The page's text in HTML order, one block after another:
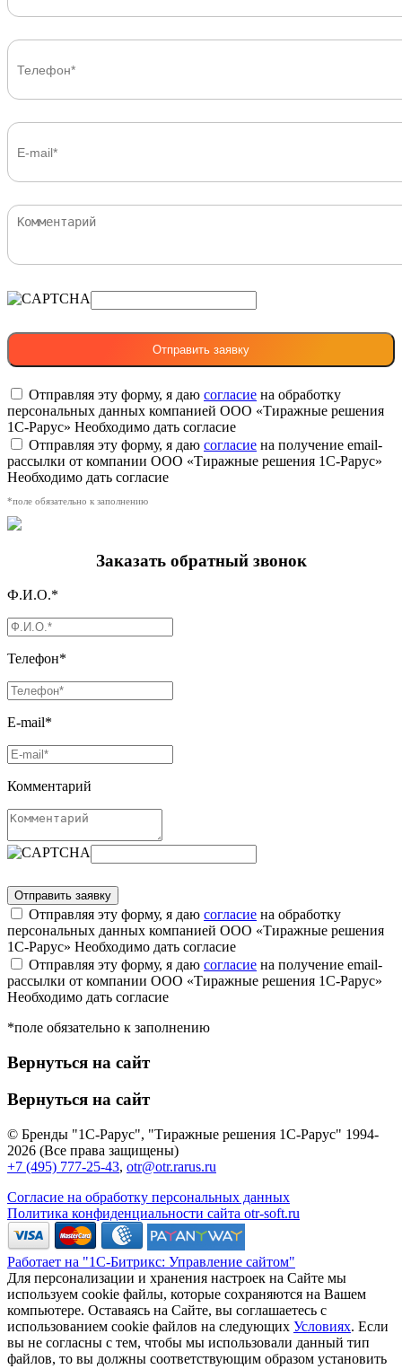
Отправляя эту форму, я даю согласие на обработку
персональных данных компанией ООО «Тиражные решения
1С-Рарус» Необходимо дать согласие
Отправляя эту форму, я даю согласие на получение email-
рассылки от компании ООО «Тиражные решения 1С-Рарус»
Необходимо дать согласие
*поле обязательно к заполнению
Заказать обратный звонок
Ф.И.О.*
Телефон*
E-mail*
Комментарий
Отправляя эту форму, я даю согласие на обработку
персональных данных компанией ООО «Тиражные решения
1С-Рарус» Необходимо дать согласие
Отправляя эту форму, я даю согласие на получение email-
рассылки от компании ООО «Тиражные решения 1С-Рарус»
Необходимо дать согласие
*поле обязательно к заполнению
Вернуться на сайт
Вернуться на сайт
© Бренды "1С-Рарус", "Тиражные решения 1С-Рарус" 1994-
2026 (Все права защищены)
+7 (495) 777-25-43, otr@otr.rarus.ru
Согласие на обработку персональных данных
Политика конфиденциальности сайта otr-soft.ru
Работает на "1С-Битрикс: Управление сайтом"
Для персонализации и хранения настроек на Сайте мы
используем cookie файлы, которые сохраняются на Вашем
компьютере. Оставаясь на Сайте, вы соглашаетесь с
использованием cookie файлов на следующих Условиях. Если
вы не согласны с тем, чтобы мы использовали данный тип
файлов, то вы должны соответствующим образом установить